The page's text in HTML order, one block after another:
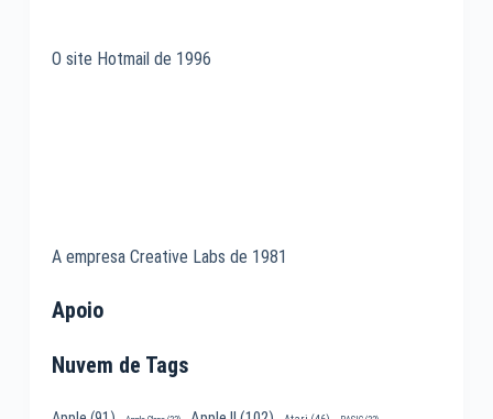
O site Hotmail de 1996
A empresa Creative Labs de 1981
Apoio
Nuvem de Tags